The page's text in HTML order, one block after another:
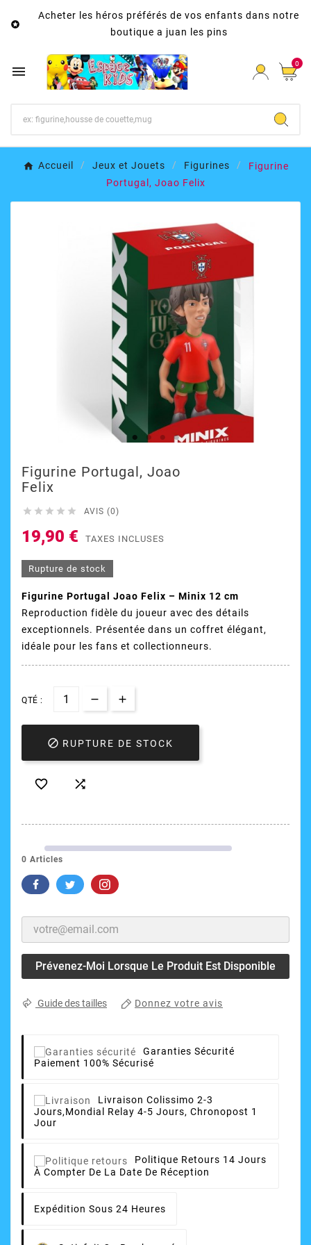

Acheter les héros préférés de vos enfants dans notre
boutique a juan les pins
 0
Accueil Jeux et Jouets Figurines
Figurine
Portugal, Joao Felix
Figurine Portugal, Joao
Felix
     AVIS (0)
19,90 € TAXES INCLUSES
Rupture de stock
Figurine Portugal Joao Felix – Minix 12 cm
Reproduction fidèle du joueur avec des détails
exceptionnels. Présentée dans un coffret élégant,
idéale pour les fans et collectionneurs.
QTÉ :
 RUPTURE DE STOCK
 
0 Articles
Prévenez-Moi Lorsque Le Produit Est Disponible
Guide des tailles Donnez votre avis
Garanties Sécurité
Paiement 100% Sécurisé
Livraison Colissimo 2-3
Jours,Mondial Relay 4-5 Jours, Chronopost 1
Jour
Politique Retours 14 Jours
À Compter De La Date De Réception
Expédition Sous 24 Heures